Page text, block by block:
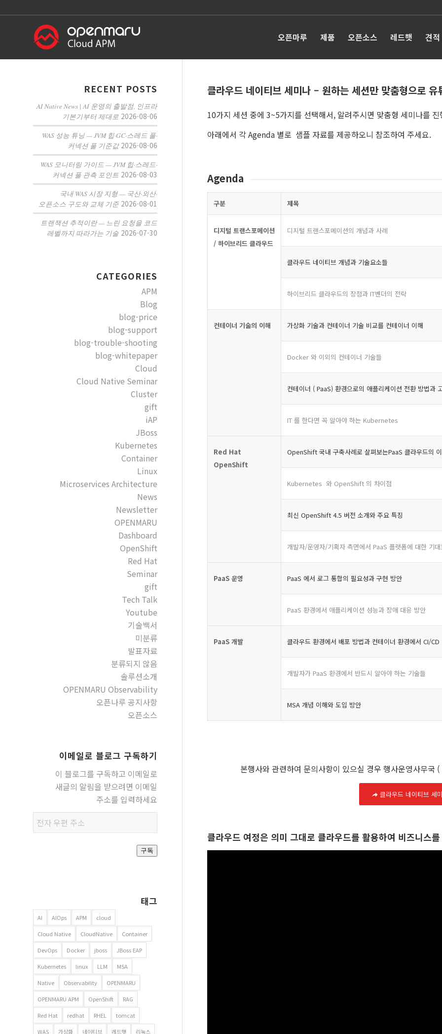
오픈마루 제품 오픈소스 레드햇 견
클라우드 네이티브 세미나 – 원하는 세션만 맞춤형으로
10가지 세션 중에 3~5가지를 선택해서, 알려주시면 맞춤형 세미나를 진
아래에서 각 Agenda 별로 샘플 자료를 제공하오니 참조하여 주세요.
Agenda
구분 제목
디지털 트랜스포메이션
/ 하이브리드 클라우드
디지털 트랜스포메이션의 개념과 사례
클라우드 네이티브 개념과 기술요소들
하이브리드 클라우드의 장점과 IT벤더의 전략
컨테이너 기술의 이해 가상화 기술과 컨테이너 기술 비교를 컨테이너 이해
Docker 와 이외의 컨테이너 기술들
컨테이너 ( PaaS) 환경으로의 애플리케이션 전환 방법과
IT 를 한다면 꼭 알아야 하는 Kubernetes
Red Hat
OpenShift
OpenShift 국내 구축사례로 살펴보는PaaS 클라우드의
Kubernetes 와 OpenShift 의 차이점
최신 OpenShift 4.5 버전 소개와 주요 특징
개발자/운영자/기획자 측면에서 PaaS 플랫폼에 대한 기대
PaaS 운영 PaaS 에서 로그 통합의 필요성과 구현 방안
PaaS 환경에서 애플리케이션 성능과 장애 대응 방안
PaaS 개발 클라우드 환경에서 배포 방법과 컨테이너 환경에서 CI/CD
개발자가 PaaS 환경에서 반드시 알아야 하는 기술들
MSA 개념 이해와 도입 방안
본행사와 관련하여 문의사항이 있으실 경우 행사운영사무국 (
클라우드 네이티브 세
클라우드 여정은 의미 그대로 클라우드를 활용하여 비즈니스
RECENT POSTS
AI Native News | AI 운영의 출발점, 인프라
기본기부터 제대로 2026-08-06
WAS 성능 튜닝 — JVM 힙·GC·스레드 풀·
커넥션 풀 기준값 2026-08-06
WAS 모니터링 가이드 — JVM 힙·스레드·
커넥션 풀 관측 포인트 2026-08-03
국내 WAS 시장 지형 — 국산·외산·
오픈소스 구도와 교체 기준 2026-08-01
트랜잭션 추적이란 — 느린 요청을 코드
레벨까지 따라가는 기술 2026-07-30
CATEGORIES
APM
Blog
blog-price
blog-support
blog-trouble-shooting
blog-whitepaper
Cloud
Cloud Native Seminar
Cluster
gift
iAP
JBoss
Kubernetes
Container
Linux
Microservices Architecture
News
Newsletter
OPENMARU
Dashboard
OpenShift
Red Hat
Seminar
gift
Tech Talk
Youtube
기술백서
미분류
발표자료
분류되지 않음
솔루션소개
OPENMARU Observability
오픈나루 공지사항
오픈소스
이메일로 블로그 구독하기
이 블로그를 구독하고 이메일로
새글의 알림을 받으려면 이메일
주소를 입력하세요
우편
주소
구독
태그
AI AIOps APM cloud
Cloud Native CloudNative Container
DevOps Docker jboss JBoss EAP
Kubernetes linux LLM MSA
Native Observability OPENMARU
OPENMARU APM OpenShift RAG
Red Hat redhat RHEL tomcat
WAS 가상화 네이티브 레드햇 리눅스